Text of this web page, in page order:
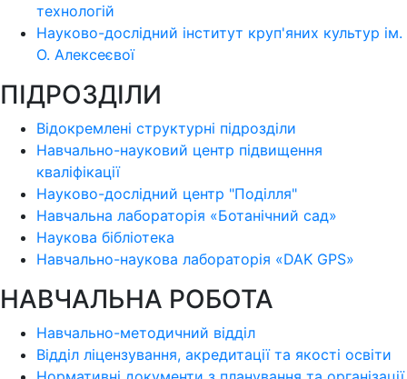
технологій
Науково-дослідний інститут круп'яних культур ім.
О. Алексеєвої
ПІДРОЗДІЛИ
Відокремлені структурні підрозділи
Навчально-науковий центр підвищення
кваліфікації
Науково-дослідний центр "Поділля"
Навчальна лабораторія «Ботанічний сад»
Наукова бібліотека
Навчально-наукова лабораторія «DAK GPS»
НАВЧАЛЬНА РОБОТА
Навчально-методичний відділ
Відділ ліцензування, акредитації та якості освіти